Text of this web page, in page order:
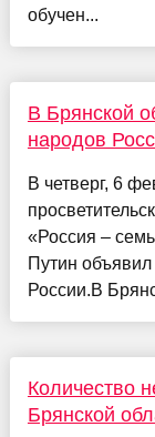
обучен...
В Брянской
народов
В четверг, 6
«Россия –
Путин
России.В
Количество
Брянской